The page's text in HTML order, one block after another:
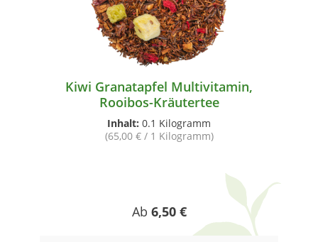
Kiwi Granatapfel Multivitamin,
Rooibos-Kräutertee
Inhalt: 0.1 Kilogramm
(65,00 € / 1 Kilogramm)
Regulärer Preis:
Ab 6,50 €